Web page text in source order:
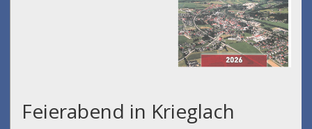
Feierabend in Krieglach